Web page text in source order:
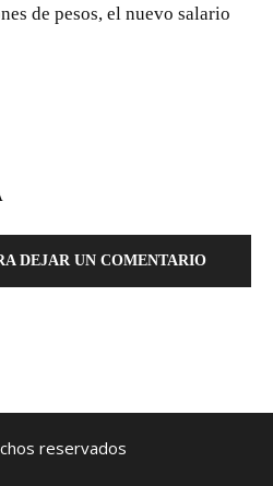
de pesos, el nuevo salario
DEJAR UN COMENTARIO
reservados